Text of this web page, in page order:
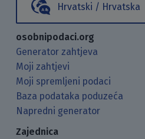
Hrvatski / Hrvatska
osobnipodaci.org
Generator zahtjeva
Moji zahtjevi
Moji spremljeni podaci
Baza podataka poduzeća
Napredni generator
Zajednica